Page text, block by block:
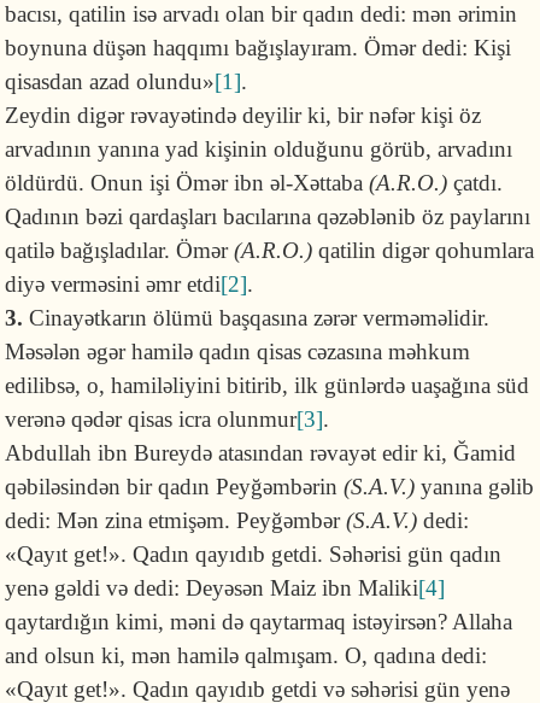
bacısı, qatilin isə arvadı olan bir qadın dedi: mən ərimin
boynuna düşən haqqımı bağışlayıram. Ömər dedi: Kişi
qisasdan azad olundu»[1].
Zeydin digər rəvayətində deyilir ki, bir nəfər kişi öz
arvadının yanına yad kişinin olduğunu görüb, arvadını
öldürdü. Onun işi Ömər ibn əl-Xəttaba(A.R.O.) çatdı.
Qadının bəzi qardaşları bacılarına qəzəblənib öz paylarını
qatilə bağışladılar. Ömər(A.R.O.) qatilin digər qohumlara
diyə verməsini əmr etdi[2].
3. Cinayətkarın ölümü başqasına zərər verməməlidir.
Məsələn əgər hamilə qadın qisas cəzasına məhkum
edilibsə, o, hamiləliyini bitirib, ilk günlərdə uaşağına süd
verənə qədər qisas icra olunmur[3].
Abdullah ibn Bureydə atasından rəvayət edir ki, Ğamid
qəbiləsindən bir qadın Peyğəmbərin(S.A.V.) yanına gəlib
dedi: Mən zina etmişəm. Peyğəmbər(S.A.V.) dedi:
«Qayıt get!». Qadın qayıdıb getdi. Səhərisi gün qadın
yenə gəldi və dedi: Deyəsən Maiz ibn Maliki[4]
qaytardığın kimi, məni də qaytarmaq istəyirsən? Allaha
and olsun ki, mən hamilə qalmışam. O, qadına dedi:
«Qayıt get!». Qadın qayıdıb getdi və səhərisi gün yenə